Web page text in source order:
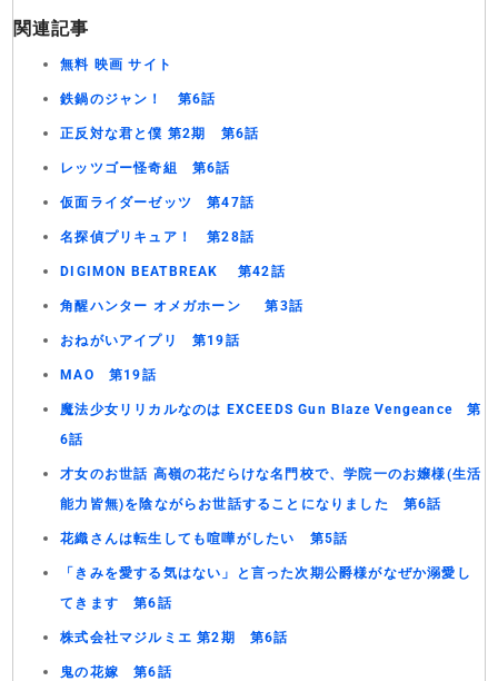
関連記事
無料 映画 サイト
鉄鍋のジャン！ 第6話
正反対な君と僕 第2期 第6話
レッツゴー怪奇組 第6話
仮面ライダーゼッツ 第47話
名探偵プリキュア！ 第28話
DIGIMON BEATBREAK 第42話
角醒ハンター オメガホーン 第3話
おねがいアイプリ 第19話
MAO 第19話
魔法少女リリカルなのは EXCEEDS Gun Blaze Vengeance 第
6話
才女のお世話 高嶺の花だらけな名門校で、学院一のお嬢様(生活
能力皆無)を陰ながらお世話することになりました 第6話
花織さんは転生しても喧嘩がしたい 第5話
「きみを愛する気はない」と言った次期公爵様がなぜか溺愛し
てきます 第6話
株式会社マジルミエ 第2期 第6話
鬼の花嫁 第6話